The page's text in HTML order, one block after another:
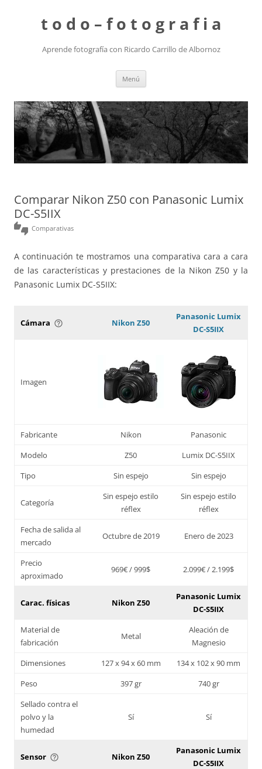
t o d o – f o t o g r a f i a
Aprende fotografía con Ricardo Carrillo de Albornoz
Menú
Comparar Nikon Z50 con Panasonic Lumix
DC-S5IIX
thumbs_up_down Comparativas
A continuación te mostramos una comparativa cara a cara
de las características y prestaciones de la Nikon Z50 y la
Panasonic Lumix DC-S5IIX:
Cámara help_outline Nikon Z50
Panasonic Lumix
DC-S5IIX
Imagen
Fabricante Nikon
Panasonic
Modelo
Z50
Lumix DC-S5IIX
Tipo
Sin espejo Sin espejo
Categoría
Sin espejo estilo
réflex
Sin espejo estilo
réflex
Fecha de salida al
mercado
Octubre de 2019 Enero de 2023
Precio
aproximado
969€ / 999$ 2.099€ / 2.199$
Carac. físicas Nikon Z50
Panasonic Lumix
DC-S5IIX
Material de
fabricación
Metal
Aleación de
Magnesio
Dimensiones
127 x 94 x 60 mm
134 x 102 x 90 mm
Peso
397 gr
740 gr
Sellado contra el
polvo y la
humedad
Sí Sí
Sensor help_outline Nikon Z50
Panasonic Lumix
DC-S5IIX